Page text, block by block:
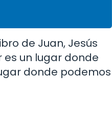
de Juan, Jesús
es un lugar donde
donde podemos